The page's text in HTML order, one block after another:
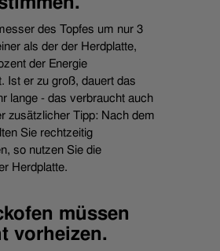
des Topfes um nur 3
als der der Herdplatte,
der Energie
Ist er zu groß, dauert das
lange - das verbraucht auch
zusätzlicher Tipp: Nach dem
Sie rechtzeitig
so nutzen Sie die
Herdplatte.
müssen
vorheizen.